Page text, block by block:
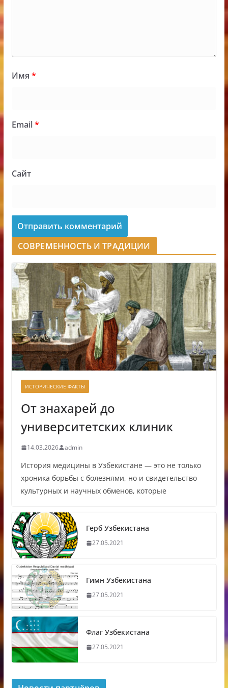
Имя *
Email*
Сайт
СОВРЕМЕННОСТЬ И ТРАДИЦИИ
ИСТОРИЧЕСКИЕ ФАКТЫ
От знахарей до
университетских клиник
14.03.2026 admin
История медицины в Узбекистане — это не только
хроника борьбы с болезнями, но и свидетельство
культурных и научных обменов, которые
Герб Узбекистана
27.05.2021
Гимн Узбекистана
27.05.2021
Флаг Узбекистана
27.05.2021